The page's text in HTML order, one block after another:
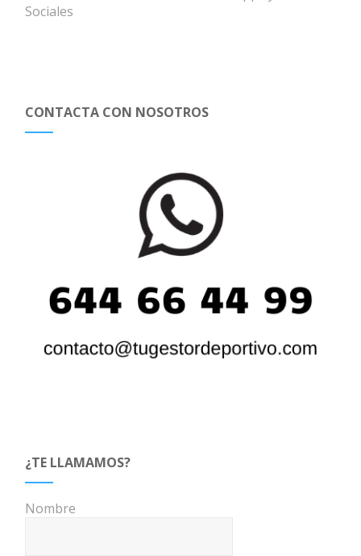
Sociales
CONTACTA CON NOSOTROS
¿TE LLAMAMOS?
Nombre